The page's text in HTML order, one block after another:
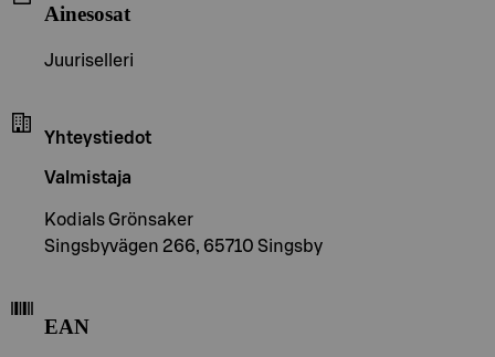
Ainesosat
Juuriselleri
Yhteystiedot
Valmistaja
Kodials Grönsaker
Singsbyvägen 266, 65710 Singsby
EAN